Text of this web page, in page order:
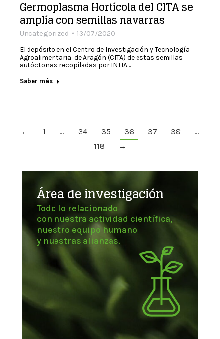
Germoplasma Hortícola del CITA se
amplía con semillas navarras
Uncategorized 13/07/2020
El depósito en el Centro de Investigación y Tecnología
Agroalimentaria de Aragón (CITA) de estas semillas
autóctonas recopiladas por INTIA…
Saber más
← 1 … 34 35 36 37 38
…
118
→
Área de investigación
Todo lo relacionado
con nuestra actividad científica,
nuestro equipo humano
y nuestras alianzas.